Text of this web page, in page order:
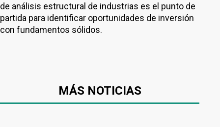
de análisis estructural de industrias es el punto de
partida para identificar oportunidades de inversión
con fundamentos sólidos.
MÁS NOTICIAS